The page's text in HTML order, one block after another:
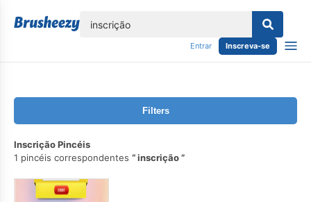
Entrar Inscreva-se
Filters
Inscrição Pincéis
1 pincéis correspondentes
inscrição